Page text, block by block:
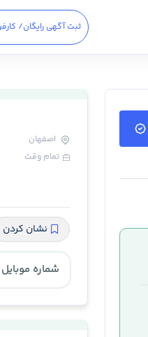
ثبت آگهی رایگان/
اصفهان
تمام وقت
نشان کردن
شماره